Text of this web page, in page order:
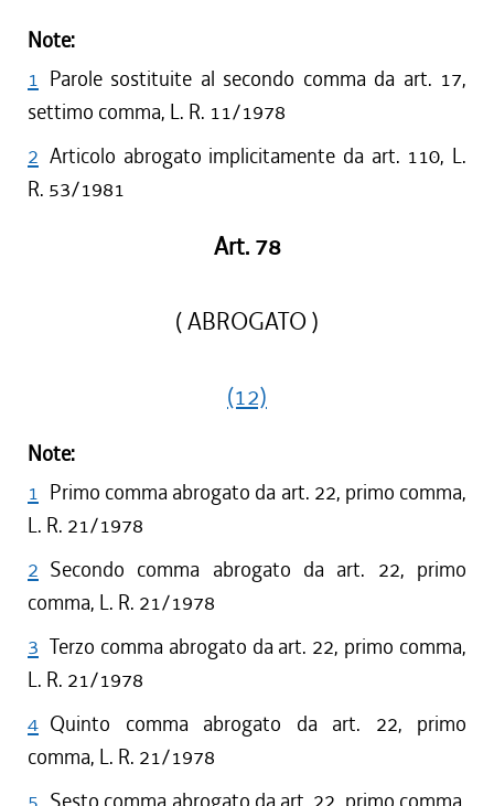
Note:
1 Parole sostituite al secondo comma da art. 17,
settimo comma, L. R. 11/1978
2 Articolo abrogato implicitamente da art. 110, L.
R. 53/1981
Art. 78
( ABROGATO )
(12)
Note:
1 Primo comma abrogato da art. 22, primo comma,
L. R. 21/1978
2 Secondo comma abrogato da art. 22, primo
comma, L. R. 21/1978
3 Terzo comma abrogato da art. 22, primo comma,
L. R. 21/1978
4 Quinto comma abrogato da art. 22, primo
comma, L. R. 21/1978